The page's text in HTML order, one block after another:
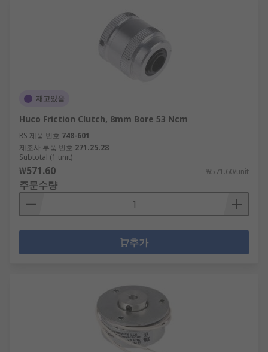
재고있음
Huco Friction Clutch, 8mm Bore 53 Ncm
RS 제품 번호 748-601
제조사 부품 번호 271.25.28
Subtotal (1 unit)
₩571.60 ₩571.60/unit
주문수량
추가